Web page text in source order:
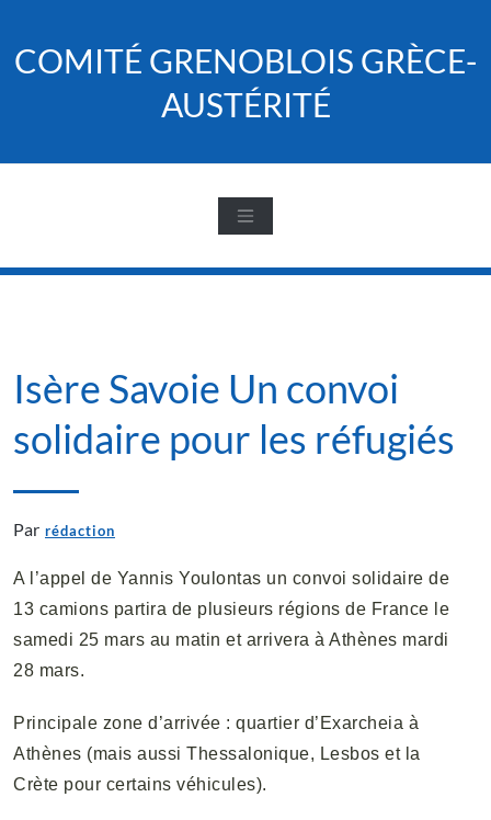
content
COMITÉ GRENOBLOIS GRÈCE-
AUSTÉRITÉ
Isère Savoie Un convoi
solidaire pour les réfugiés
Par rédaction
A l’appel de Yannis Youlontas un convoi solidaire de
13 camions partira de plusieurs régions de France le
samedi 25 mars au matin et arrivera à Athènes mardi
28 mars.
Principale zone d’arrivée : quartier d’Exarcheia à
Athènes (mais aussi Thessalonique, Lesbos et la
Crète pour certains véhicules).